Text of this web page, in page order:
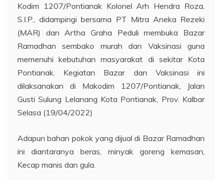
Kodim 1207/Pontianak Kolonel Arh Hendra Roza,
S.I.P., didampingi bersama PT Mitra Aneka Rezeki
(MAR) dan Artha Graha Peduli membuka Bazar
Ramadhan sembako murah dan Vaksinasi guna
memenuhi kebutuhan masyarakat di sekitar Kota
Pontianak. Kegiatan Bazar dan Vaksinasi ini
dilaksanakan di Makodim 1207/Pontianak, Jalan
Gusti Sulung Lelanang Kota Pontianak, Prov. Kalbar
Selasa (19/04/2022)
Adapun bahan pokok yang dijual di Bazar Ramadhan
ini diantaranya beras, minyak goreng kemasan,
Kecap manis dan gula.